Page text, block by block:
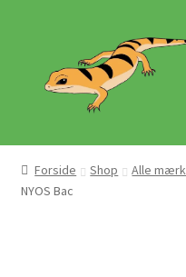
navigation
indhold
Hjem
Butik
Forside Shop Alle
NYOS Bac